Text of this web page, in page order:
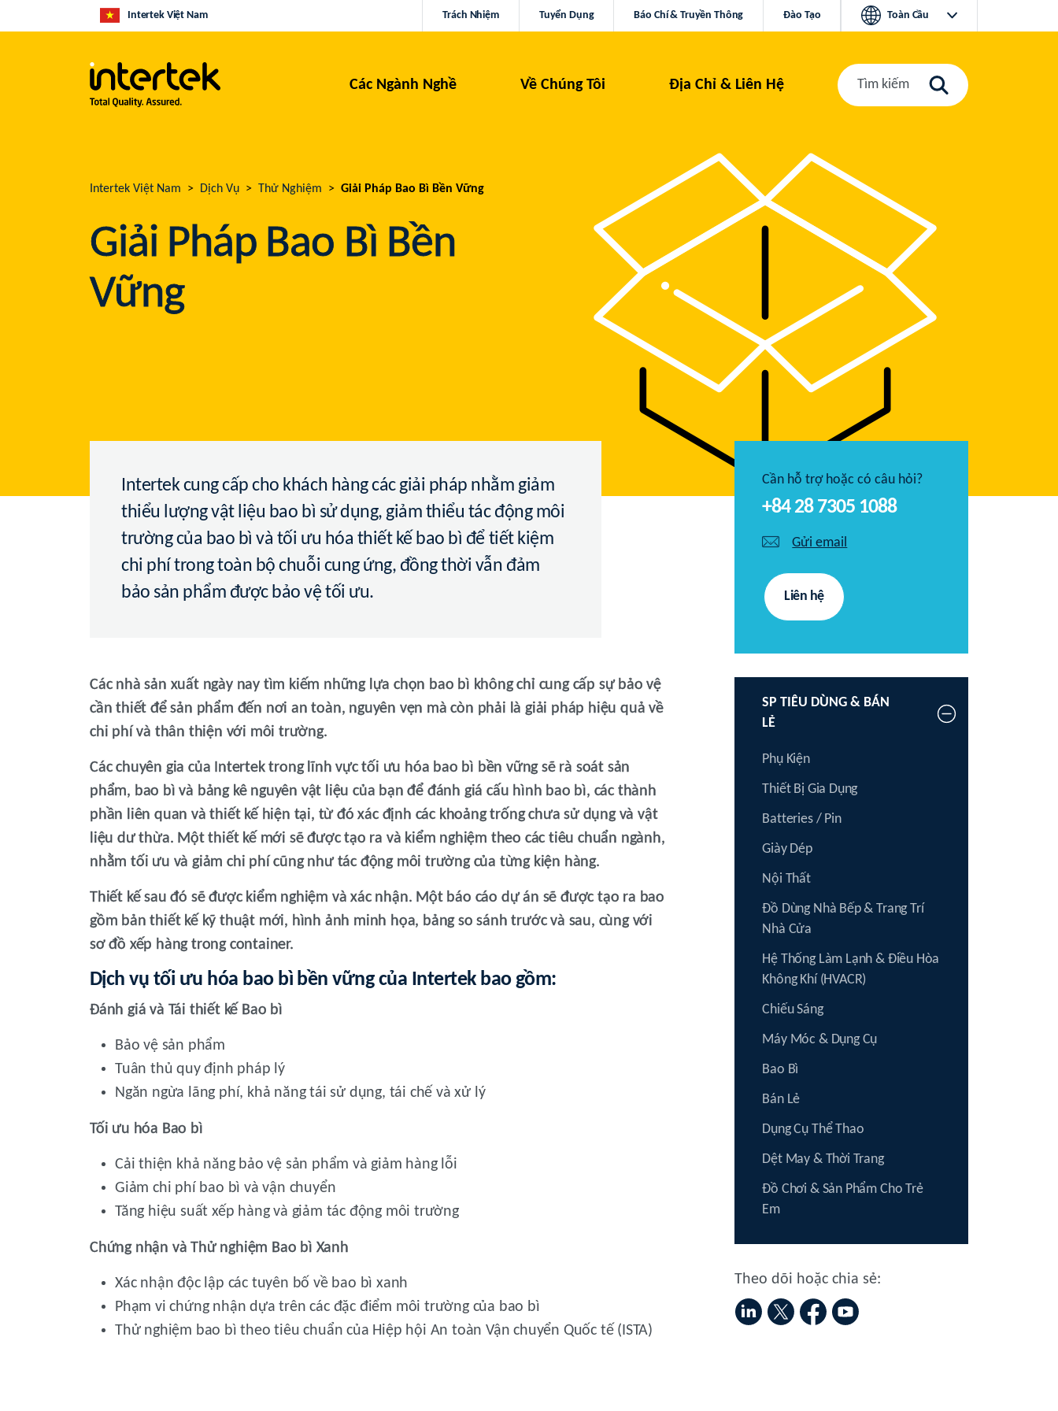
Các Ngành Nghề Về Chúng Tôi Địa Chỉ & Liên Hệ
Intertek Việt Nam Trách Nhiệm Tuyển Dụng Báo Chí & Truyền Thông Đào Tạo Toàn Cầu
Tìm kiếm
Intertek Việt Nam Dịch Vụ Thử Nghiệm Giải Pháp Bao Bì Bền Vững
Giải Pháp Bao Bì Bền
Vững
Intertek cung cấp cho khách hàng các giải pháp nhằm giảm
thiểu lượng vật liệu bao bì sử dụng, giảm thiểu tác động môi
trường của bao bì và tối ưu hóa thiết kế bao bì để tiết kiệm
chi phí trong toàn bộ chuỗi cung ứng, đồng thời vẫn đảm
bảo sản phẩm được bảo vệ tối ưu.
Các nhà sản xuất ngày nay tìm kiếm những lựa chọn bao bì không chỉ cung cấp sự bảo vệ
cần thiết để sản phẩm đến nơi an toàn, nguyên vẹn mà còn phải là giải pháp hiệu quả về
chi phí và thân thiện với môi trường.
Các chuyên gia của Intertek trong lĩnh vực tối ưu hóa bao bì bền vững sẽ rà soát sản
phẩm, bao bì và bảng kê nguyên vật liệu của bạn để đánh giá cấu hình bao bì, các thành
phần liên quan và thiết kế hiện tại, từ đó xác định các khoảng trống chưa sử dụng và vật
liệu dư thừa. Một thiết kế mới sẽ được tạo ra và kiểm nghiệm theo các tiêu chuẩn ngành,
nhằm tối ưu và giảm chi phí cũng như tác động môi trường của từng kiện hàng.
Thiết kế sau đó sẽ được kiểm nghiệm và xác nhận. Một báo cáo dự án sẽ được tạo ra bao
gồm bản thiết kế kỹ thuật mới, hình ảnh minh họa, bảng so sánh trước và sau, cùng với
sơ đồ xếp hàng trong container.
Dịch vụ tối ưu hóa bao bì bền vững của Intertek bao gồm:
Đánh giá và Tái thiết kế Bao bì
Bảo vệ sản phẩm
Tuân thủ quy định pháp lý
Ngăn ngừa lãng phí, khả năng tái sử dụng, tái chế và xử lý
Tối ưu hóa Bao bì
Cải thiện khả năng bảo vệ sản phẩm và giảm hàng lỗi
Giảm chi phí bao bì và vận chuyển
Tăng hiệu suất xếp hàng và giảm tác động môi trường
Chứng nhận và Thử nghiệm Bao bì Xanh
Xác nhận độc lập các tuyên bố về bao bì xanh
Phạm vi chứng nhận dựa trên các đặc điểm môi trường của bao bì
Thử nghiệm bao bì theo tiêu chuẩn của Hiệp hội An toàn Vận chuyển Quốc tế (ISTA)
Cần hỗ trợ hoặc có câu hỏi?
+84 28 7305 1088
Gửi email
Liên hệ
SP TIÊU DÙNG & BÁN
LẺ
Phụ Kiện
Thiết Bị Gia Dụng
Batteries / Pin
Giày Dép
Nội Thất
Đồ Dùng Nhà Bếp & Trang Trí
Nhà Cửa
Hệ Thống Làm Lạnh & Điều Hòa
Không Khí (HVACR)
Chiếu Sáng
Máy Móc & Dụng Cụ
Bao Bì
Bán Lẻ
Dụng Cụ Thể Thao
Dệt May & Thời Trang
Đồ Chơi & Sản Phẩm Cho Trẻ
Em
Theo dõi hoặc chia sẻ: